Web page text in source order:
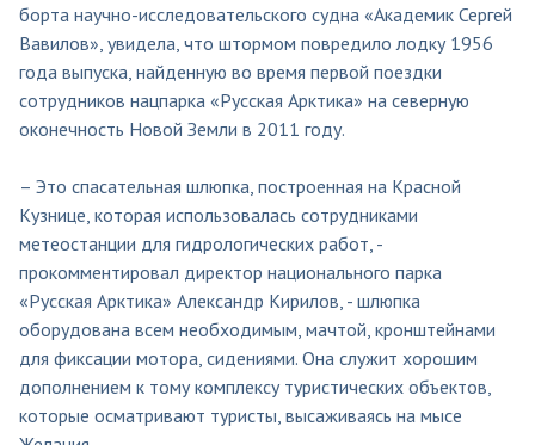
борта научно-исследовательского судна «Академик Сергей
Вавилов», увидела, что штормом повредило лодку 1956
года выпуска, найденную во время первой поездки
сотрудников нацпарка «Русская Арктика» на северную
оконечность Новой Земли в 2011 году.
– Это спасательная шлюпка, построенная на Красной
Кузнице, которая использовалась сотрудниками
метеостанции для гидрологических работ, -
прокомментировал директор национального парка
«Русская Арктика» Александр Кирилов, - шлюпка
оборудована всем необходимым, мачтой, кронштейнами
для фиксации мотора, сидениями. Она служит хорошим
дополнением к тому комплексу туристических объектов,
которые осматривают туристы, высаживаясь на мысе